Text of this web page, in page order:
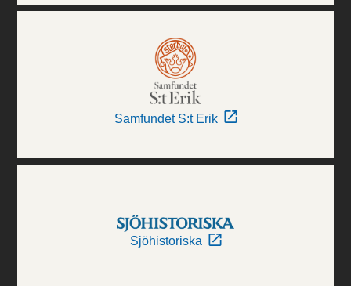
Samfundet S:t Erik
Sjöhistoriska